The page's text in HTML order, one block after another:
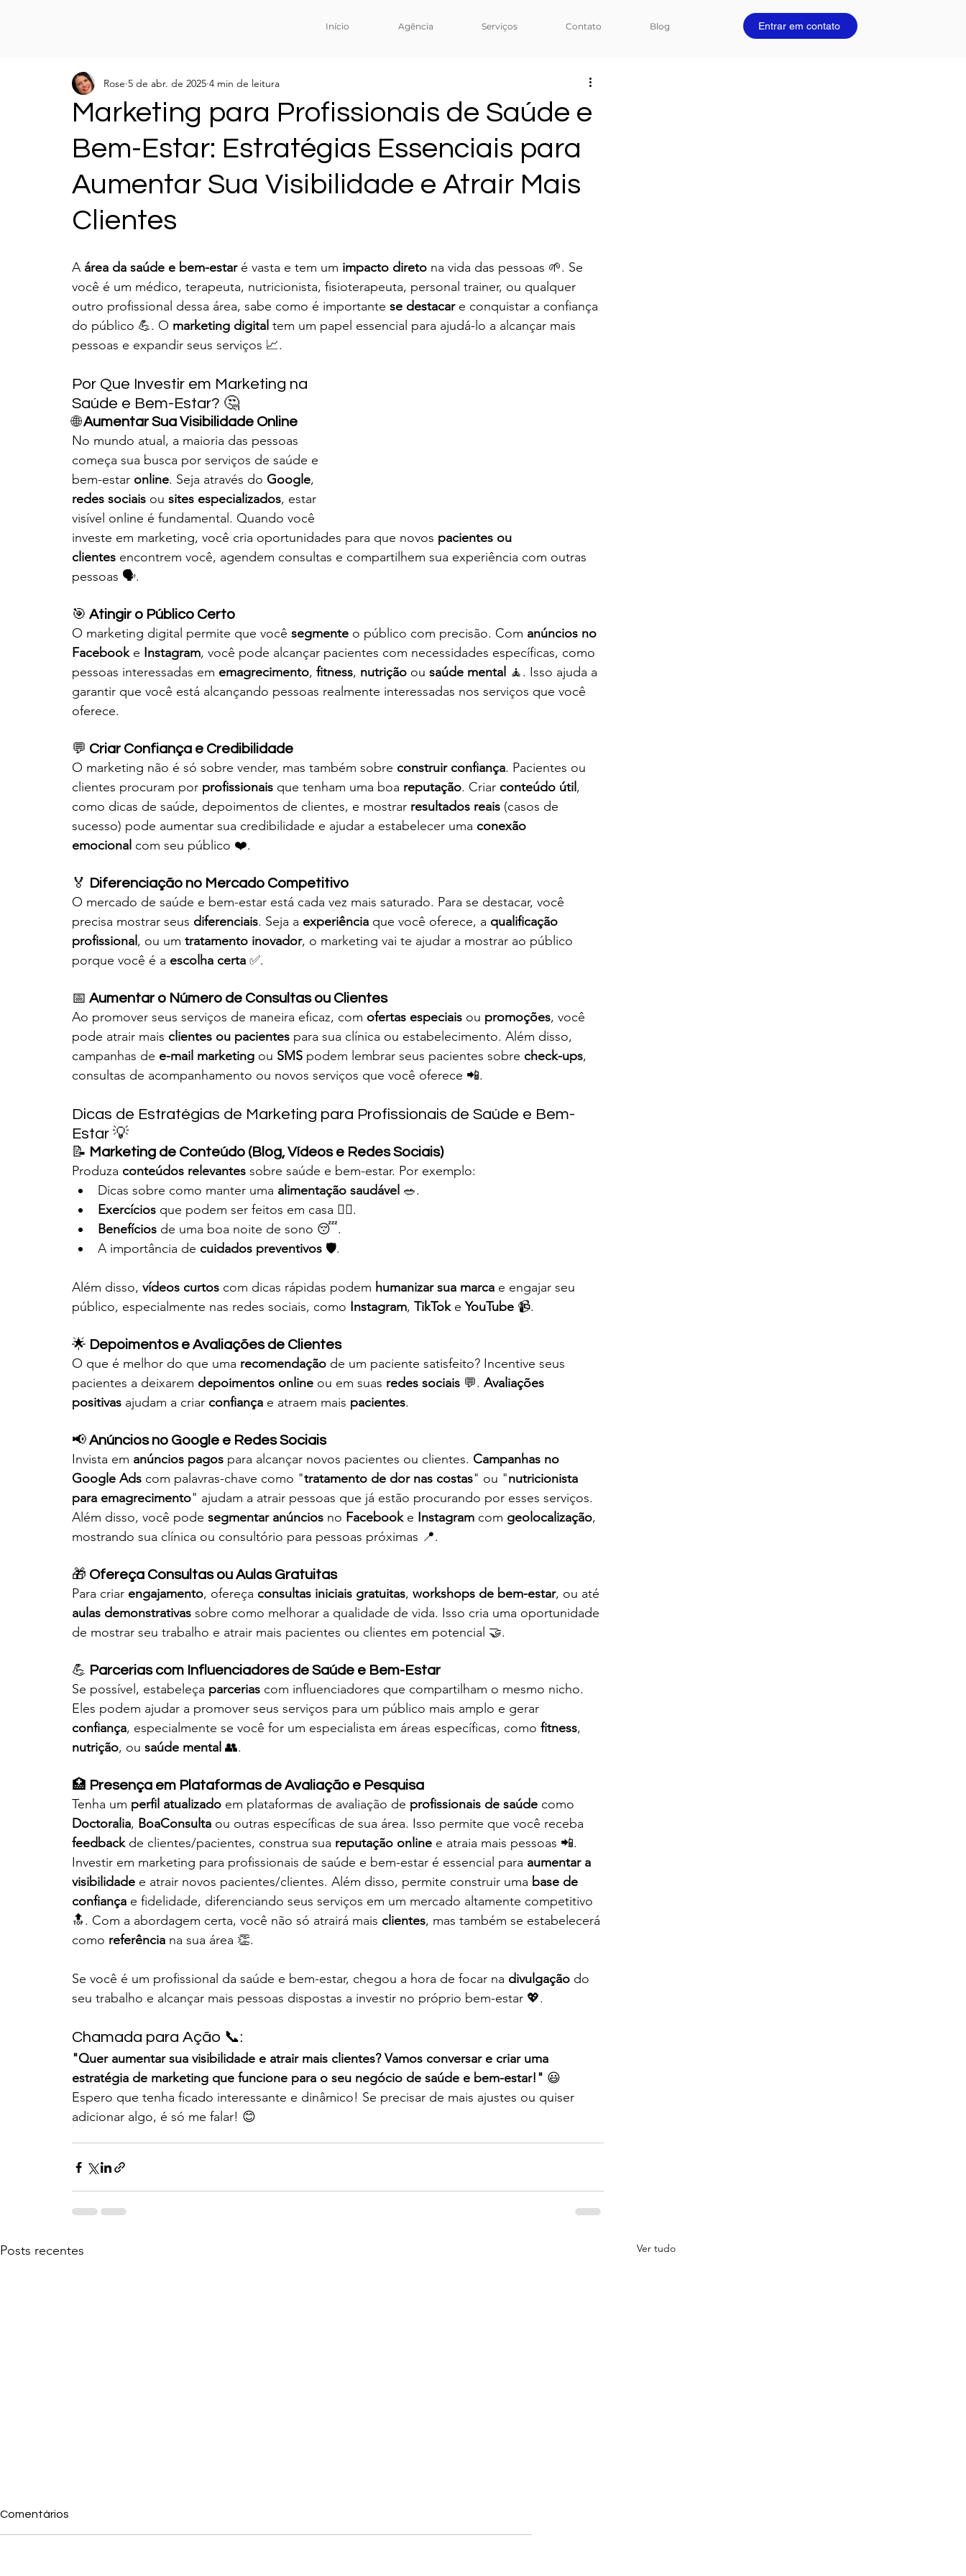
Início Agência Serviços Contato Blog Entrar em contato
Marketing para Profissionais de Saúde e
Bem-Estar: Estratégias Essenciais para
Aumentar Sua Visibilidade e Atrair Mais
Clientes
Rose 5 de abr. de 2025 4 min de leitura
A área da saúde e bem-estar é vasta e tem um impacto direto na vida das pessoas 🌱. Se
você é um médico, terapeuta, nutricionista, fisioterapeuta, personal trainer, ou qualquer
outro profissional dessa área, sabe como é importante se destacar e conquistar a confiança
do público 💪. O marketing digital tem um papel essencial para ajudá-lo a alcançar mais
pessoas e expandir seus serviços 📈.
Por Que Investir em Marketing na
Saúde e Bem-Estar? 🤔
🌐 Aumentar Sua Visibilidade Online
No mundo atual, a maioria das pessoas
começa sua busca por serviços de saúde e
bem-estar online. Seja através do Google,
redes sociais ou sites especializados, estar
visível online é fundamental. Quando você
investe em marketing, você cria oportunidades para que novos pacientes ou
clientes encontrem você, agendem consultas e compartilhem sua experiência com outras
pessoas 🗣️.
🎯 Atingir o Público Certo
O marketing digital permite que você segmente o público com precisão. Com anúncios no
Facebook e Instagram, você pode alcançar pacientes com necessidades específicas, como
pessoas interessadas em emagrecimento, fitness, nutrição ou saúde mental 🧘. Isso ajuda a
garantir que você está alcançando pessoas realmente interessadas nos serviços que você
oferece.
💬 Criar Confiança e Credibilidade
O marketing não é só sobre vender, mas também sobre construir confiança. Pacientes ou
clientes procuram por profissionais que tenham uma boa reputação. Criar conteúdo útil ,
como dicas de saúde, depoimentos de clientes, e mostrar resultados reais (casos de
sucesso) pode aumentar sua credibilidade e ajudar a estabelecer uma conexão
emocional com seu público ❤️.
🏅 Diferenciação no Mercado Competitivo
O mercado de saúde e bem-estar está cada vez mais saturado. Para se destacar, você
precisa mostrar seus diferenciais. Seja a experiência que você oferece, a qualificação
profissional , ou um tratamento inovador, o marketing vai te ajudar a mostrar ao público
porque você é a escolha certa ✅.
📅 Aumentar o Número de Consultas ou Clientes
Ao promover seus serviços de maneira eficaz, com ofertas especiais ou promoções, você
pode atrair mais clientes ou pacientes para sua clínica ou estabelecimento. Além disso,
campanhas de e-mail marketing ou SMS podem lembrar seus pacientes sobre check-ups,
consultas de acompanhamento ou novos serviços que você oferece 📲.
Dicas de Estratégias de Marketing para Profissionais de Saúde e Bem-
Estar 💡
📝 Marketing de Conteúdo (Blog, Vídeos e Redes Sociais)
Produza conteúdos relevantes sobre saúde e bem-estar. Por exemplo:
Dicas sobre como manter uma alimentação saudável 🥗.
Exercícios que podem ser feitos em casa 🏋️‍♀️.
Benefícios de uma boa noite de sono 😴.
A importância de cuidados preventivos 🛡️.
Além disso, vídeos curtos com dicas rápidas podem humanizar sua marca e engajar seu
público, especialmente nas redes sociais, como Instagram, TikTok e YouTube 📹.
🌟 Depoimentos e Avaliações de Clientes
O que é melhor do que uma recomendação de um paciente satisfeito? Incentive seus
pacientes a deixarem depoimentos online ou em suas redes sociais 💬. Avaliações
positivas ajudam a criar confiança e atraem mais pacientes.
📢 Anúncios no Google e Redes Sociais
Invista em anúncios pagos para alcançar novos pacientes ou clientes. Campanhas no
Google Ads com palavras-chave como "tratamento de dor nas costas" ou "nutricionista
para emagrecimento" ajudam a atrair pessoas que já estão procurando por esses serviços.
Além disso, você pode segmentar anúncios no Facebook e Instagram com geolocalização,
mostrando sua clínica ou consultório para pessoas próximas 📍.
🎁 Ofereça Consultas ou Aulas Gratuitas
Para criar engajamento, ofereça consultas iniciais gratuitas, workshops de bem-estar, ou até
aulas demonstrativas sobre como melhorar a qualidade de vida. Isso cria uma oportunidade
de mostrar seu trabalho e atrair mais pacientes ou clientes em potencial 🤝.
💪 Parcerias com Influenciadores de Saúde e Bem-Estar
Se possível, estabeleça parcerias com influenciadores que compartilham o mesmo nicho.
Eles podem ajudar a promover seus serviços para um público mais amplo e gerar
confiança, especialmente se você for um especialista em áreas específicas, como fitness,
nutrição, ou saúde mental 👥.
🏥 Presença em Plataformas de Avaliação e Pesquisa
Tenha um perfil atualizado em plataformas de avaliação de profissionais de saúde como
Doctoralia, BoaConsulta ou outras específicas de sua área. Isso permite que você receba
feedback de clientes/pacientes, construa sua reputação online e atraia mais pessoas 📲.
Investir em marketing para profissionais de saúde e bem-estar é essencial para aumentar a
visibilidade e atrair novos pacientes/clientes. Além disso, permite construir uma base de
confiança e fidelidade, diferenciando seus serviços em um mercado altamente competitivo
🔝. Com a abordagem certa, você não só atrairá mais clientes, mas também se estabelecerá
como referência na sua área 👏.
Se você é um profissional da saúde e bem-estar, chegou a hora de focar na divulgação do
seu trabalho e alcançar mais pessoas dispostas a investir no próprio bem-estar 💖.
Chamada para Ação 📞:
"Quer aumentar sua visibilidade e atrair mais clientes? Vamos conversar e criar uma
estratégia de marketing que funcione para o seu negócio de saúde e bem-estar!" 😃
Espero que tenha ficado interessante e dinâmico! Se precisar de mais ajustes ou quiser
adicionar algo, é só me falar! 😊
Posts recentes Ver tudo
Comentários